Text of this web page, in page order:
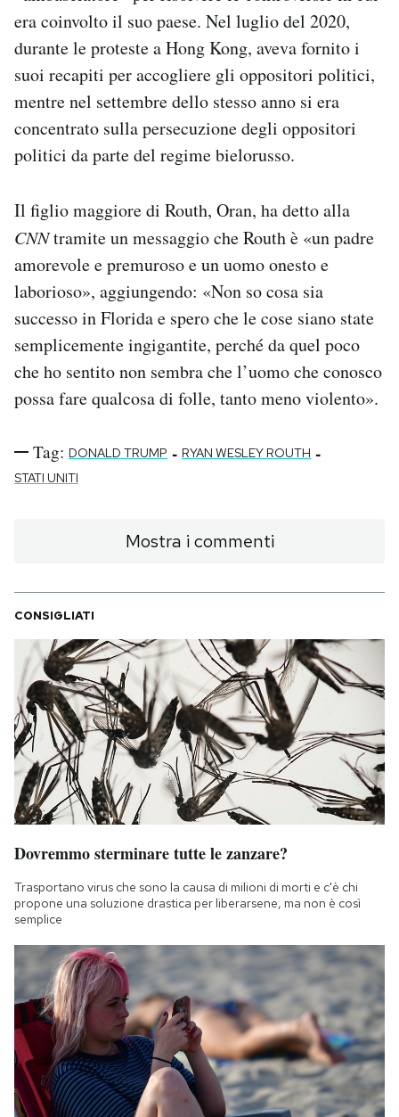
era coinvolto il suo paese. Nel luglio del 2020,
durante le proteste a Hong Kong, aveva fornito i
suoi recapiti per accogliere gli oppositori politici,
mentre nel settembre dello stesso anno si era
concentrato sulla persecuzione degli oppositori
politici da parte del regime bielorusso.
Il figlio maggiore di Routh, Oran, ha detto alla
CNNtramite un messaggio che Routh è «un padre
amorevole e premuroso e un uomo onesto e
laborioso», aggiungendo: «Non so cosa sia
successo in Florida e spero che le cose siano state
semplicemente ingigantite, perché da quel poco
che ho sentito non sembra che l’uomo che conosco
possa fare qualcosa di folle, tanto meno violento».
Tag: DONALD TRUMP - RYAN WESLEY ROUTH -
STATI UNITI
Mostra i commenti
CONSIGLIATI
Dovremmo sterminare tutte le zanzare?
Trasportano virus che sono la causa di milioni di morti e c'è chi
propone una soluzione drastica per liberarsene, ma non è così
semplice